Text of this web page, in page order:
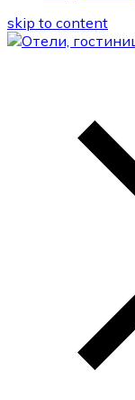
skip to content